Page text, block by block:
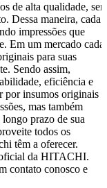
de alta qualidade,
Dessa maneira, cada
impressões que
Em um mercado cada
para suas
Sendo assim,
eficiência e
por insumos originais
mas também
prazo de sua
todos os
têm a oferecer.
da HITACHI.
contato conosco e